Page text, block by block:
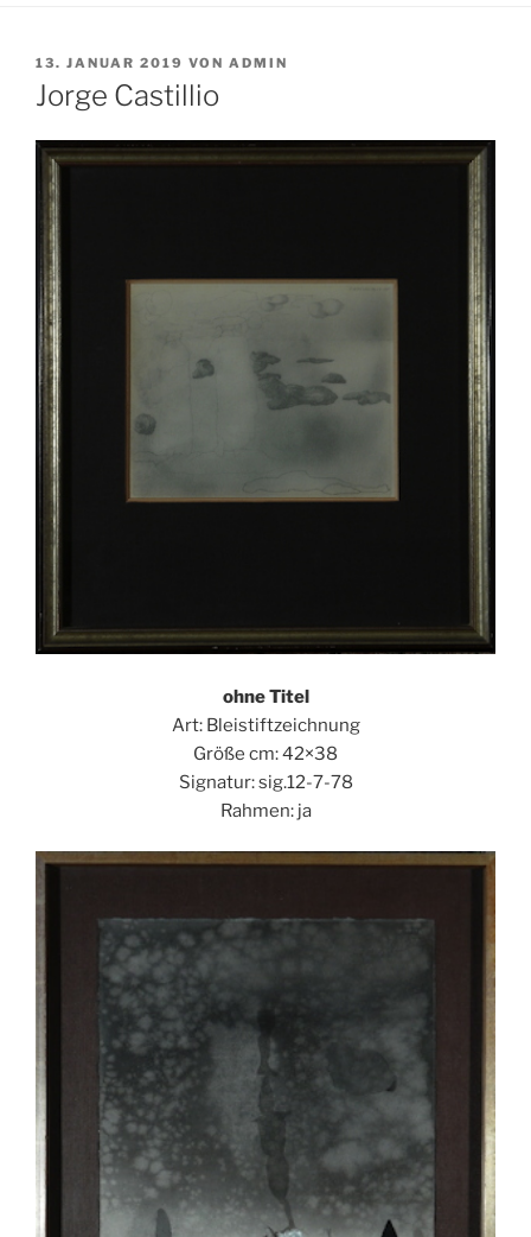
VERÖFFENTLICHT
AM
13. JANUAR 2019 VON ADMIN
Jorge Castillio
ohne Titel
Art: Bleistiftzeichnung
Größe cm: 42×38
Signatur: sig.12-7-78
Rahmen: ja